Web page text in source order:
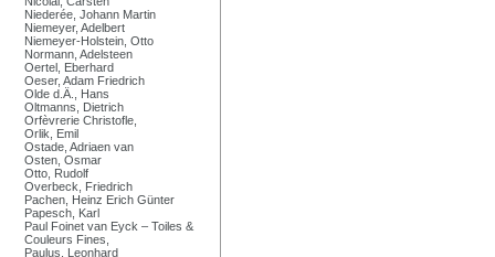
Niederée, Johann Martin
Niemeyer, Adelbert
Niemeyer-Holstein, Otto
Normann, Adelsteen
Oertel, Eberhard
Oeser, Adam Friedrich
Olde d.Ä., Hans
Oltmanns, Dietrich
Orfèvrerie Christofle,
Orlik, Emil
Ostade, Adriaen van
Osten, Osmar
Otto, Rudolf
Overbeck, Friedrich
Pachen, Heinz Erich Günter
Papesch, Karl
Paul Foinet van Eyck – Toiles &
Couleurs Fines,
Paulus, Leonhard